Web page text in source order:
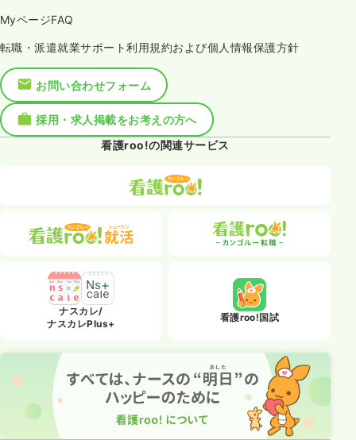
MyページFAQ
転職・派遣就業サポート利用規約および個人情報保護方針
お問い合わせフォーム
採用・求人掲載をお考えの方へ
看護roo!の関連サービス
ナスカレ/
ナスカレPlus+
看護roo!国試